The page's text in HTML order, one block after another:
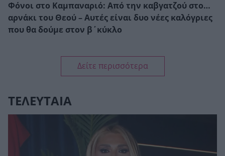
Φόνοι στο Καμπαναριό: Από την καβγατζού στο…
αρνάκι του Θεού – Αυτές είναι δυο νέες καλόγριες
που θα δούμε στον β΄κύκλο
Δείτε περισσότερα
ΤΕΛΕΥΤΑΙΑ